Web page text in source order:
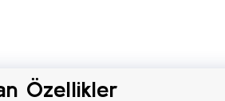
Özellikler